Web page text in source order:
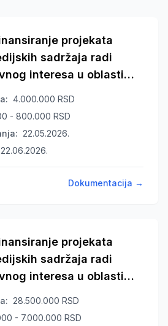
projekata
sadržaja radi
interesa u oblasti
na teritoriji Lučana u
: 4.000.000 RSD
- 800.000 RSD
: 22.05.2026.
22.06.2026.
Dokumentacija →
projekata
sadržaja radi
interesa u oblasti
na teritoriji Šapca u
: 28.500.000 RSD
- 7.000.000 RSD